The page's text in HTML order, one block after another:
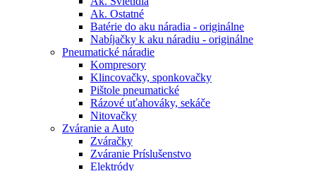
Ak. Ostatné
Batérie do aku náradia - originálne
Nabíjačky k aku náradiu - originálne
Pneumatické náradie
Kompresory
Klincovačky, sponkovačky
Pištole pneumatické
Rázové uťahováky, sekáče
Nitovačky
Zváranie a Auto
Zváračky
Zváranie Príslušenstvo
Elektródy